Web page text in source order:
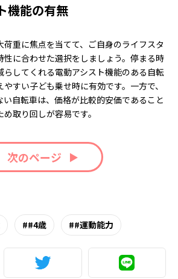
機能の有無
荷重に焦点を当てて、ご自身のライフスタ
性に合わせた選択をしましょう。停まる時
らしてくれる電動アシスト機能のある自転
すい子ども乗せ時に有効です。一方で、
い自転車は、価格が比較的安価であること
取り回しが容易です。
次のページ
#4歳 #運動能力